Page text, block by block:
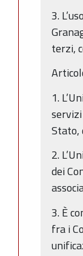
3.
terzi,
1.
Stato,
2.
dei
3. È
fra i